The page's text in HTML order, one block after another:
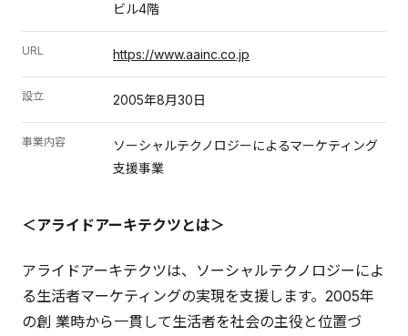
ビル4階
URL https://www.aainc.co.jp
設立 2005年8月30日
事業内容
ソーシャルテクノロジーによるマーケティング
支援事業
＜アライドアーキテクツとは＞
アライドアーキテクツは、ソーシャルテクノロジーによ
る生活者マーケティングの実現を支援します。2005年
の創 業時から一貫して生活者を社会の主役と位置づ